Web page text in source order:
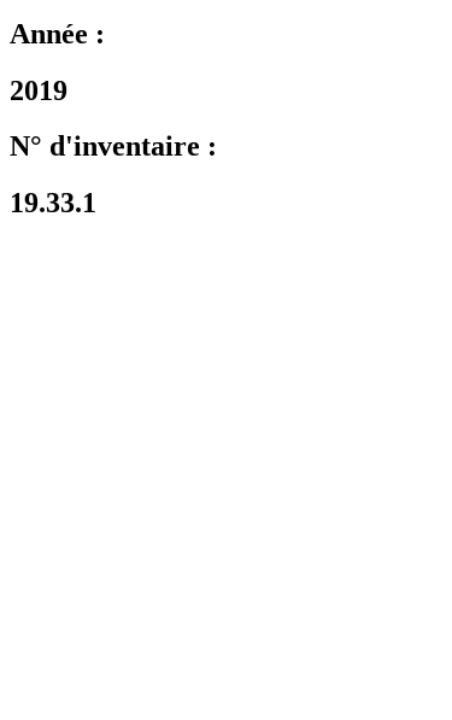
Année :
2019
N° d'inventaire :
19.33.1